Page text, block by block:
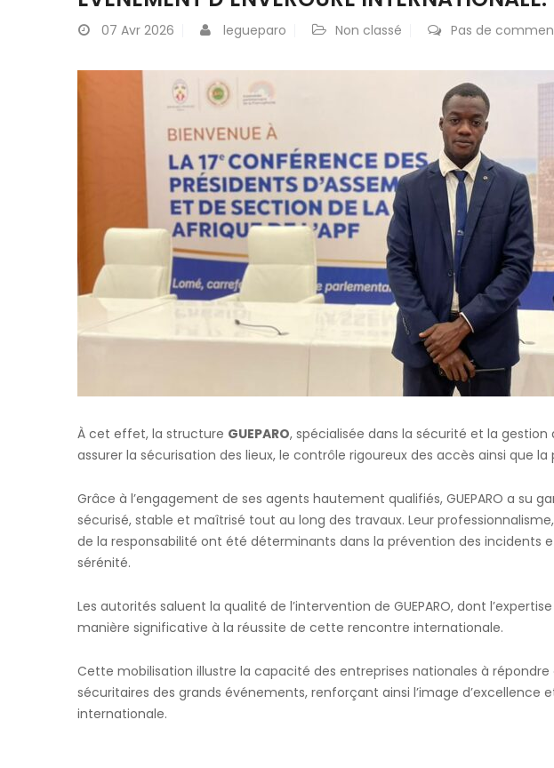
07 Avr 2026 legueparo Non classé Pas de
À cet effet, la structure GUEPARO, spécialisée dans la sécurité et la
assurer la sécurisation des lieux, le contrôle rigoureux des accès ainsi que
Grâce à l’engagement de ses agents hautement qualifiés, GUEPARO a su
sécurisé, stable et maîtrisé tout au long des travaux. Leur
de la responsabilité ont été déterminants dans la prévention des incidents
sérénité.
Les autorités saluent la qualité de l’intervention de GUEPARO, dont
manière significative à la réussite de cette rencontre internationale.
Cette mobilisation illustre la capacité des entreprises nationales à
sécuritaires des grands événements, renforçant ainsi l’image d’excellence
internationale.